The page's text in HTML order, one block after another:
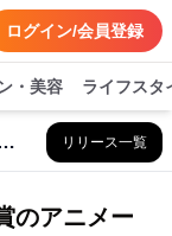
ログイン/会員登録
・美容 ライフスタ
ス・エンタテインメント リリース一覧
のアニメー